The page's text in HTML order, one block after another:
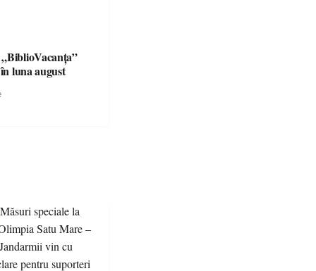
luna august